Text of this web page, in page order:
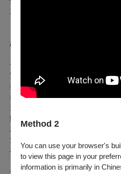
Method 2
You can use your browser's
to view this page in your
information is primarily in
主辦單位：宜蘭縣政府文化局、故
故事工廠創立於 2013 年 12 月 31
一個堅持說臺灣原創故事的劇團，
實戲劇教育，
推動文創夢土、打造互動式的劇場
希冀一篇篇好故事，將生活養分
秉持對戲劇的熱情與使命、踏實的
動人時刻，
承載每位觀眾的悲、苦、喜、樂，
河、沁心回甘。
在這裡，我們製造感動，製造驚
發表作品：